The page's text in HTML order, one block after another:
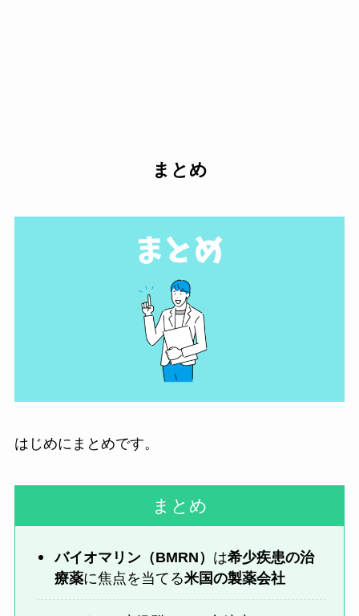
まとめ
はじめにまとめです。
まとめ
バイオマリン（BMRN） は希少疾患の治
療薬に焦点を当てる米国の製薬会社